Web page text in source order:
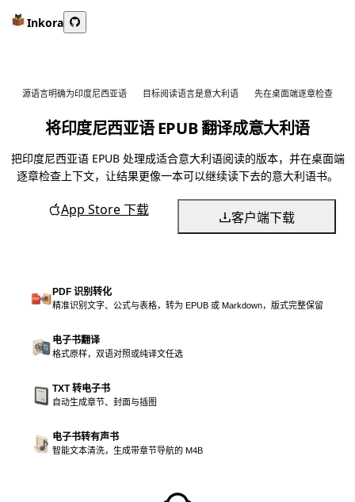
Inkora
源语言明确为印度尼西亚语 目标阅读语言是意大利语 先在桌面端逐章检查
将印度尼西亚语 EPUB 翻译成意大利语
把印度尼西亚语 EPUB 处理成适合意大利语阅读的版本，并在桌面端
逐章检查上下文，让结果更像一本可以继续读下去的意大利语书。
App Store 下载 客户端下载
PDF 识别转化
精准识别文字、公式与表格，转为 EPUB 或 Markdown，版式完整保留
电子书翻译
格式原样，双语对照或纯译文任选
TXT 转电子书
自动生成章节、封面与插图
电子书转有声书
智能文本清洗，生成带章节导航的 M4B